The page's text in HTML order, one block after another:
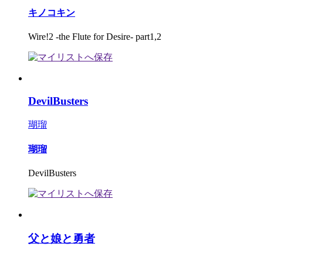
キノコキン
Wire!2 -the Flute for Desire- part1,2
DevilBusters
瑚瑠
瑚瑠
DevilBusters
父と娘と勇者